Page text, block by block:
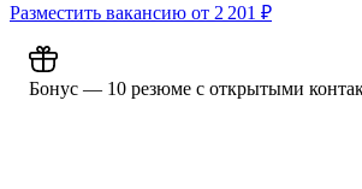
Разместить вакансию от 2 201 ₽
Бонус — 10 резюме с открытыми